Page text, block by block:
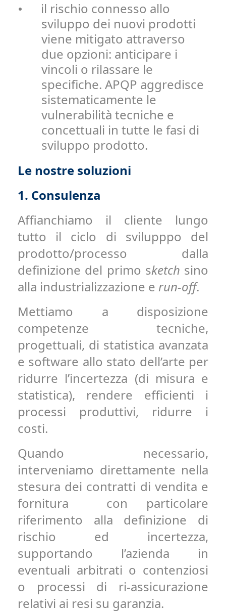
•
il rischio connesso allo
sviluppo dei nuovi prodotti
viene mitigato attraverso
due opzioni: anticipare i
vincoli o rilassare le
specifiche. APQP aggredisce
sistematicamente le
vulnerabilità tecniche e
concettuali in tutte le fasi di
sviluppo prodotto.
Le nostre soluzioni
1. Consulenza
Affianchiamo il cliente lungo
tutto il ciclo di svilupppo del
prodotto/processo dalla
definizione del primo sketch sino
alla industrializzazione e run-off.
Mettiamo a disposizione
competenze tecniche,
progettuali, di statistica avanzata
e software allo stato dell’arte per
ridurre l’incertezza (di misura e
statistica), rendere efficienti i
processi produttivi, ridurre i
costi.
Quando necessario,
interveniamo direttamente nella
stesura dei contratti di vendita e
fornitura con particolare
riferimento alla definizione di
rischio ed incertezza,
supportando l’azienda in
eventuali arbitrati o contenziosi
o processi di ri-assicurazione
relativi ai resi su garanzia.